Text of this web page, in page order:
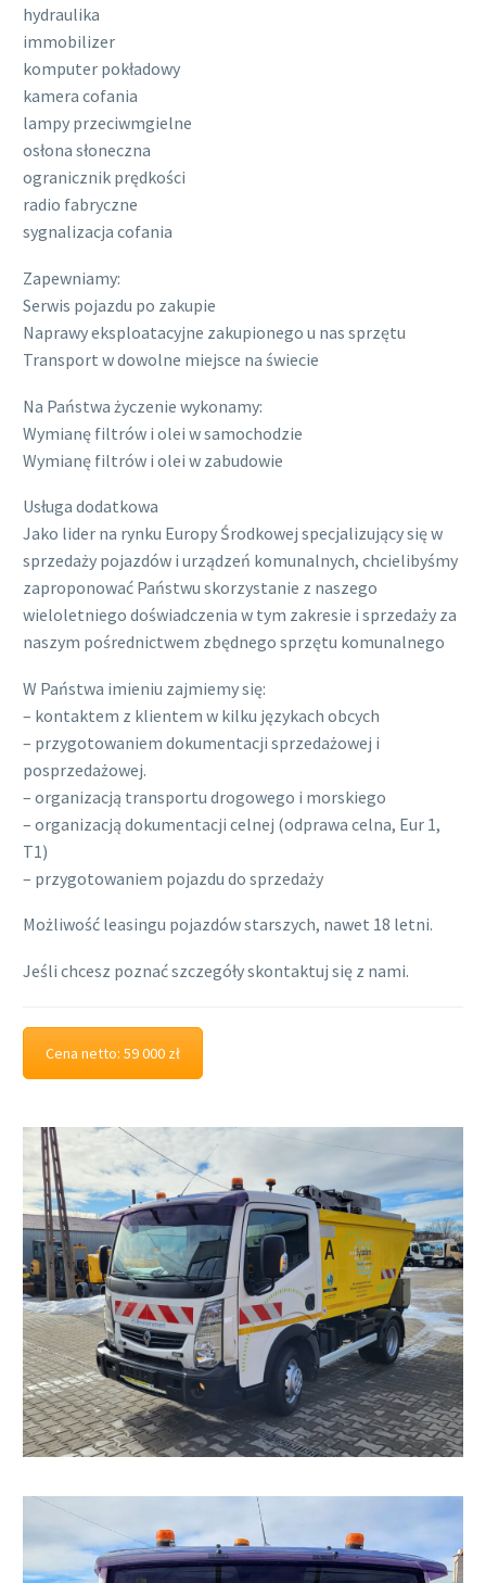
hydraulika
immobilizer
komputer pokładowy
kamera cofania
lampy przeciwmgielne
osłona słoneczna
ogranicznik prędkości
radio fabryczne
sygnalizacja cofania
Zapewniamy:
Serwis pojazdu po zakupie
Naprawy eksploatacyjne zakupionego u nas sprzętu
Transport w dowolne miejsce na świecie
Na Państwa życzenie wykonamy:
Wymianę filtrów i olei w samochodzie
Wymianę filtrów i olei w zabudowie
Usługa dodatkowa
Jako lider na rynku Europy Środkowej specjalizujący się w
sprzedaży pojazdów i urządzeń komunalnych, chcielibyśmy
zaproponować Państwu skorzystanie z naszego
wieloletniego doświadczenia w tym zakresie i sprzedaży za
naszym pośrednictwem zbędnego sprzętu komunalnego
W Państwa imieniu zajmiemy się:
– kontaktem z klientem w kilku językach obcych
– przygotowaniem dokumentacji sprzedażowej i
posprzedażowej.
– organizacją transportu drogowego i morskiego
– organizacją dokumentacji celnej (odprawa celna, Eur 1,
T1)
– przygotowaniem pojazdu do sprzedaży
Możliwość leasingu pojazdów starszych, nawet 18 letni.
Jeśli chcesz poznać szczegóły skontaktuj się z nami.
Cena netto: 59 000 zł